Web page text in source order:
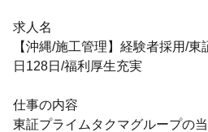
求人名
【沖縄/施工管理】経験者採用/
日128日/福利厚生充実
仕事の内容
東証プライムタクマグループの